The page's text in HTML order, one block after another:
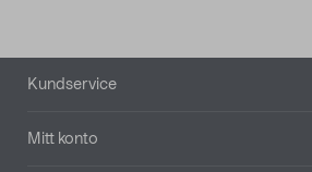
Sidfot
Kundservice
Mitt konto